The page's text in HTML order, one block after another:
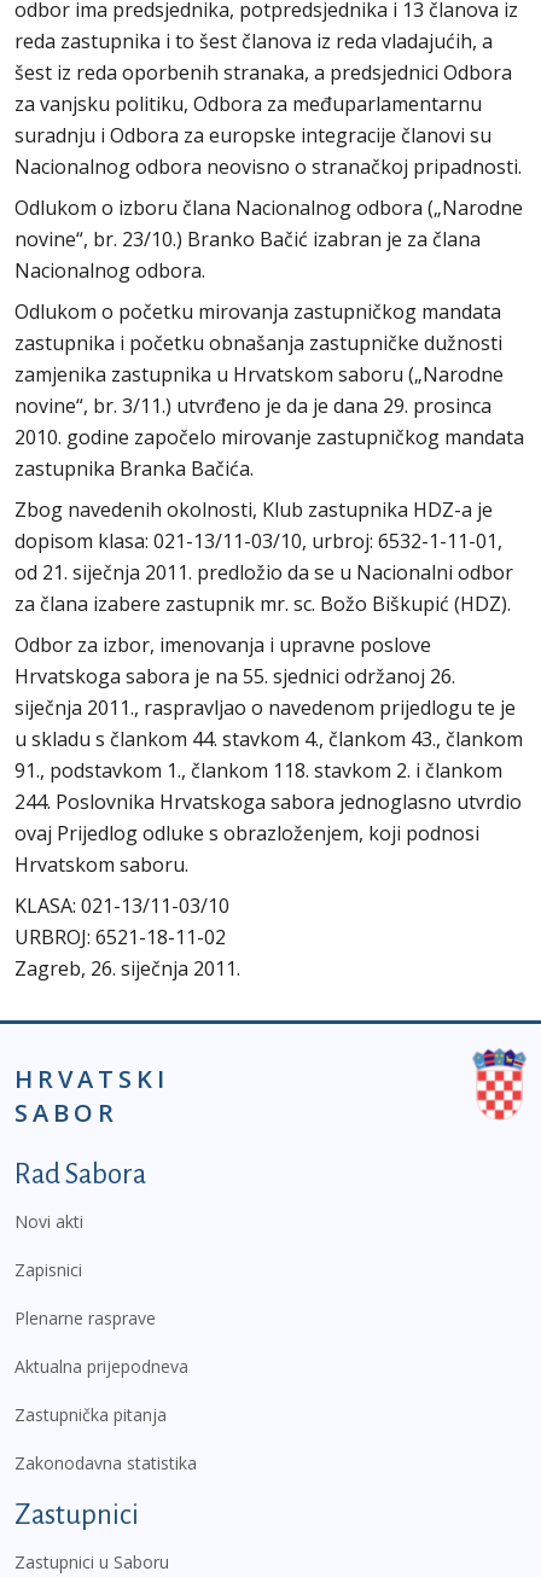
odbor ima predsjednika, potpredsjednika i 13 članova iz
reda zastupnika i to šest članova iz reda vladajućih, a
šest iz reda oporbenih stranaka, a predsjednici Odbora
za vanjsku politiku, Odbora za međuparlamentarnu
suradnju i Odbora za europske integracije članovi su
Nacionalnog odbora neovisno o stranačkoj pripadnosti.
Odlukom o izboru člana Nacionalnog odbora („Narodne
novine“, br. 23/10.) Branko Bačić izabran je za člana
Nacionalnog odbora.
Odlukom o početku mirovanja zastupničkog mandata
zastupnika i početku obnašanja zastupničke dužnosti
zamjenika zastupnika u Hrvatskom saboru („Narodne
novine“, br. 3/11.) utvrđeno je da je dana 29. prosinca
2010. godine započelo mirovanje zastupničkog mandata
zastupnika Branka Bačića.
Zbog navedenih okolnosti, Klub zastupnika HDZ-a je
dopisom klasa: 021-13/11-03/10, urbroj: 6532-1-11-01,
od 21. siječnja 2011. predložio da se u Nacionalni odbor
za člana izabere zastupnik mr. sc. Božo Biškupić (HDZ).
Odbor za izbor, imenovanja i upravne poslove
Hrvatskoga sabora je na 55. sjednici održanoj 26.
siječnja 2011., raspravljao o navedenom prijedlogu te je
u skladu s člankom 44. stavkom 4., člankom 43., člankom
91., podstavkom 1., člankom 118. stavkom 2. i člankom
244. Poslovnika Hrvatskoga sabora jednoglasno utvrdio
ovaj Prijedlog odluke s obrazloženjem, koji podnosi
Hrvatskom saboru.
KLASA: 021-13/11-03/10
URBROJ: 6521-18-11-02
Zagreb, 26. siječnja 2011.
HRVATSKI
SABOR
Podnožje prvi izbornik
Rad Sabora
Novi akti
Zapisnici
Plenarne rasprave
Aktualna prijepodneva
Zastupnička pitanja
Zakonodavna statistika
Zastupnici
Zastupnici u Saboru